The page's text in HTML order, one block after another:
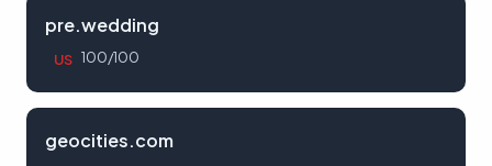
pre.wedding
US 100/100
geocities.com